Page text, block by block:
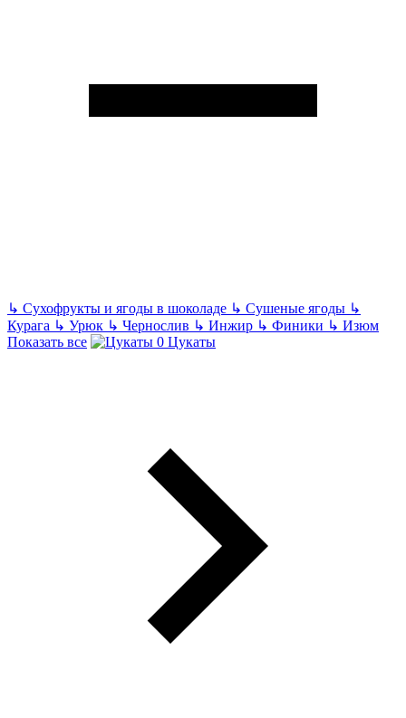
↳ Сухофрукты и ягоды в шоколаде ↳ Сушеные ягоды ↳
Курага ↳ Урюк ↳ Чернослив ↳ Инжир ↳ Финики ↳ Изюм
Показать все
Цукаты